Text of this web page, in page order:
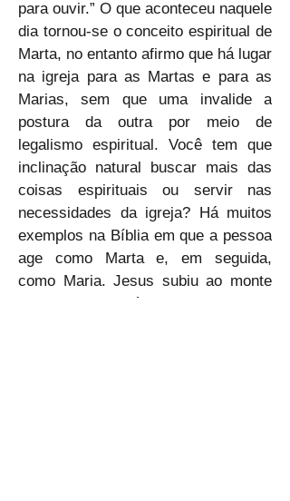
para ouvir.” O que aconteceu naquele
dia tornou-se o conceito espiritual de
Marta, no entanto afirmo que há lugar
na igreja para as Martas e para as
Marias, sem que uma invalide a
postura da outra por meio de
legalismo espiritual. Você tem que
inclinação natural buscar mais das
coisas espirituais ou servir nas
necessidades da igreja? Há muitos
exemplos na Bíblia em que a pessoa
age como Marta e, em seguida,
como Maria. Jesus subiu ao monte
para estar aos pés do Pai e, depois,